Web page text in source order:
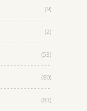
(9)
(2)
(53)
(80)
(83)